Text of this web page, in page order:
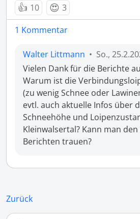
👍 10 😍 3
1 Kommentar
Walter Littmann • So.,
Vielen Dank für die Berichte
Warum ist die
(zu wenig Schnee oder
evtl. auch aktuelle Infos über
Schneehöhe und
Kleinwalsertal? Kann man
Berichten trauen?
Zurück